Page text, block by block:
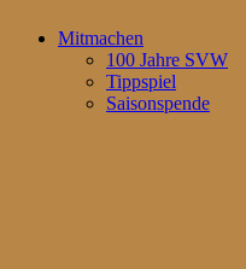
Mitmachen
100 Jahre SVW
Tippspiel
Saisonspende